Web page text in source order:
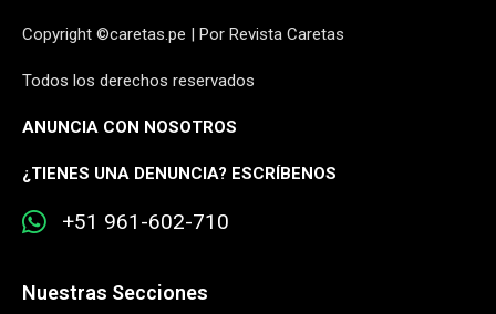
Copyright ©caretas.pe | Por Revista Caretas
Todos los derechos reservados
ANUNCIA CON NOSOTROS
¿TIENES UNA DENUNCIA? ESCRÍBENOS
+51 961-602-710
Nuestras Secciones